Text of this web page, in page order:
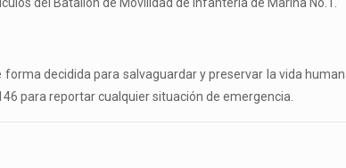
forma decidida para salvaguardar y preservar la vida
para reportar cualquier situación de emergencia.